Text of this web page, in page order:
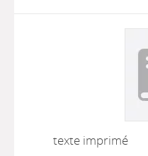
texte imprimé